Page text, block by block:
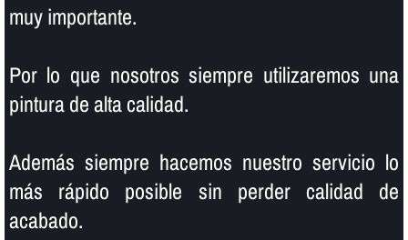
muy importante.
Por lo que nosotros siempre utilizaremos una
pintura de alta calidad.
Además siempre hacemos nuestro servicio lo
más rápido posible sin perder calidad de
acabado.